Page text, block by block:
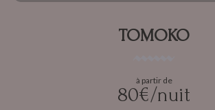
TOMOKO
à partir de
80€/nuit